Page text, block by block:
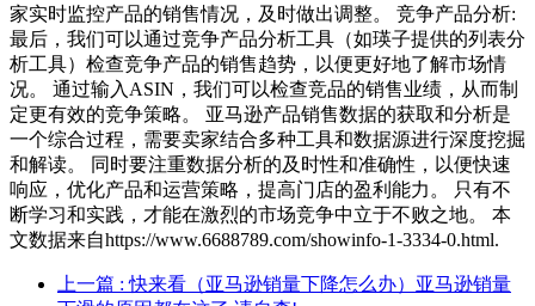
家实时监控产品的销售情况，及时做出调整。 竞争产品分析:
最后，我们可以通过竞争产品分析工具（如瑛子提供的列表分
析工具）检查竞争产品的销售趋势，以便更好地了解市场情
况。 通过输入ASIN，我们可以检查竞品的销售业绩，从而制
定更有效的竞争策略。 亚马逊产品销售数据的获取和分析是
一个综合过程，需要卖家结合多种工具和数据源进行深度挖掘
和解读。 同时要注重数据分析的及时性和准确性，以便快速
响应，优化产品和运营策略，提高门店的盈利能力。 只有不
断学习和实践，才能在激烈的市场竞争中立于不败之地。 本
文数据来自https://www.6688789.com/showinfo-1-3334-0.html.
上一篇 : 快来看（亚马逊销量下降怎么办）亚马逊销量